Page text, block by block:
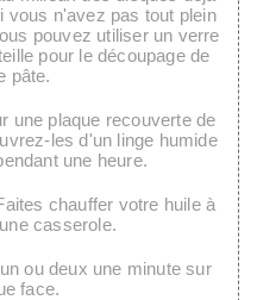
vous n'avez pas tout plein
pouvez utiliser un verre
pour le découpage de
pâte.
une plaque recouverte de
les d'un linge humide
une heure.
chauffer votre huile à
casserole.
ou deux une minute sur
face.